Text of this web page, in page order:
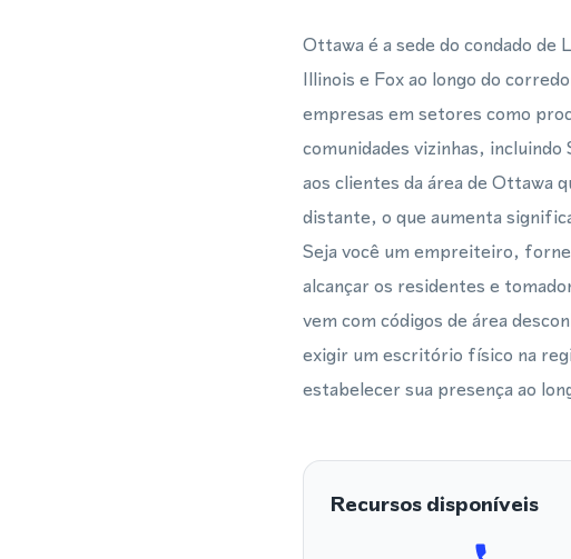
Ottawa é a sede do condado
Illinois e Fox ao longo do
empresas em setores como
comunidades vizinhas,
aos clientes da área de Ottawa
distante, o que aumenta
Seja você um empreiteiro,
alcançar os residentes e
vem com códigos de área
exigir um escritório físico na
estabelecer sua presença ao
Recursos disponíveis